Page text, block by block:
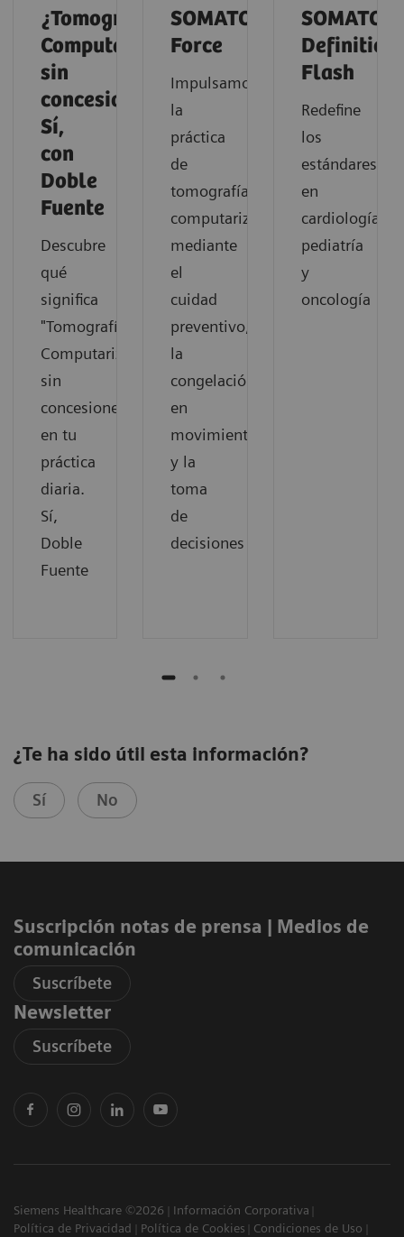
¿Tomografía
Computarizada
sin
concesiones?
Sí,
con
Doble
Fuente
Descubre
qué
significa
"Tomografía
Computarizada
sin
concesiones"
en tu
práctica
diaria.
Sí,
Doble
Fuente
SOMATOM
Force
Impulsamos
la
práctica
de
tomografía
computarizada
mediante
el
cuidad
preventivo,
la
congelación
en
movimiento
y la
toma
de
decisiones
SOMATOM
Definition
Flash
Redefine
los
estándares
en
cardiología,
pediatría
y
oncología
¿Te ha sido útil esta información?
Sí No
Suscripción notas de prensa ​| Medios de
comunicación
Suscríbete
Newsletter
Suscríbete
Siemens Healthcare ©2026
Información Corporativa
Política de Privacidad
Política de Cookies
Condiciones de Uso